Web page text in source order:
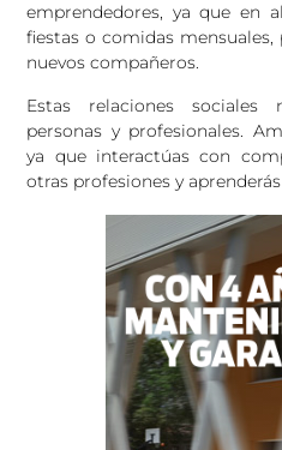
emprendedores, ya que en
fiestas o comidas
nuevos compañeros.
Estas relaciones
personas y profesionales.
ya que interactúas con
otras profesiones y